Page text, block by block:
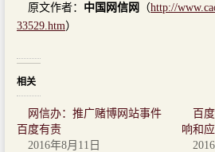
原文作者： 中国网信网 （http://
33529.htm）
相关
网信办：推广赌博网站事件
百度有责
2016年8月11日
百
响和